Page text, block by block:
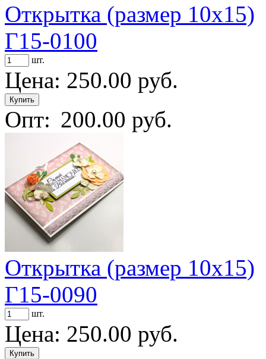
Открытка (размер 10х15)
Г15-0100
шт.
Цена: 250.00 руб.
Опт: 200.00 руб.
Открытка (размер 10х15)
Г15-0090
шт.
Цена: 250.00 руб.